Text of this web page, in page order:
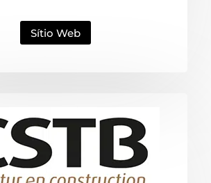
Sítio Web